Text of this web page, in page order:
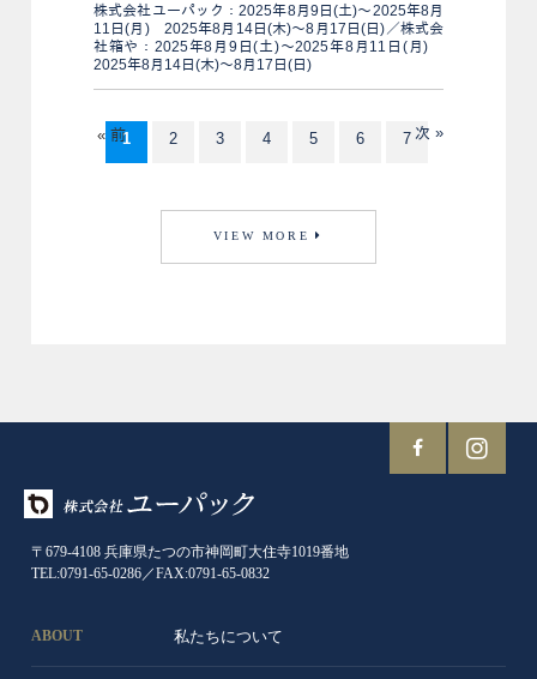
株式会社ユーパック：2025年8月9日(土)～2025年8月
11日(月) 2025年8月14日(木)～8月17日(日)／株式会
社箱や：2025年8月9日(土)～2025年8月11日(月)
2025年8月14日(木)～8月17日(日)
« 前1 2 3 4 5 6 7 次 »
VIEW MORE
〒679-4108 兵庫県たつの市神岡町大住寺1019番地
TEL:0791-65-0286／FAX:0791-65-0832
ABOUT 私たちについて